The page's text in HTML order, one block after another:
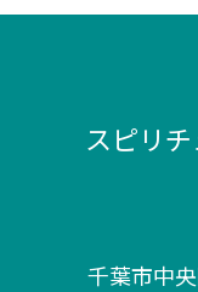
スピリ
千葉市中